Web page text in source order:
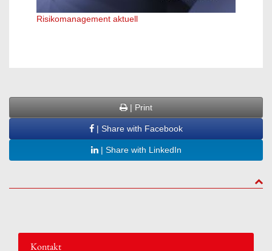
Risikomanagement aktuell
| Print
| Share with Facebook
| Share with LinkedIn
to
Kontakt